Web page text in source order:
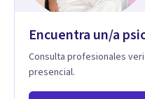
terapéuticos
en cada etapa de tu vida.
Encuentra un/a
Consulta profesionales
presencial.